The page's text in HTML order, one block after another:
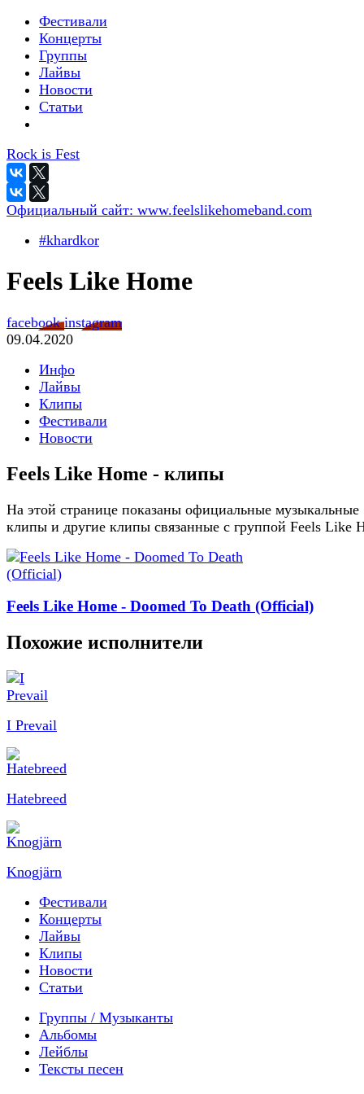
Фестивали
Концерты
Группы
Лайвы
Новости
Статьи
Rock is Fest
Официальный сайт: www.feelslikehomeband.com
#khardkor
Feels Like Home
facebookinstagram
09.04.2020
Инфо
Лайвы
Клипы
Фестивали
Новости
Feels Like Home - клипы
На этой странице показаны официальные музыкальные
клипы и другие клипы связанные с группой Feels Like
Feels Like Home - Doomed To Death (Official)
Похожие исполнители
I Prevail
Hatebreed
Knogjärn
Фестивали
Концерты
Лайвы
Клипы
Новости
Статьи
Группы / Музыканты
Альбомы
Лейблы
Тексты песен